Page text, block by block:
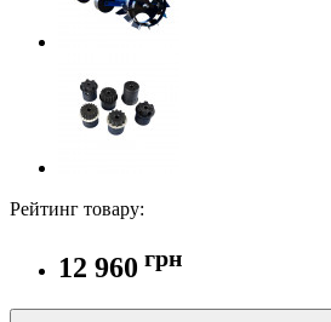
Рейтинг товару:
12 960 грн